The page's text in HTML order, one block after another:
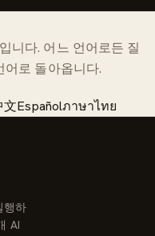
니다. 어느 언어로든 질
어로 돌아옵니다.
文Españolภาษาไทย
행하
AI